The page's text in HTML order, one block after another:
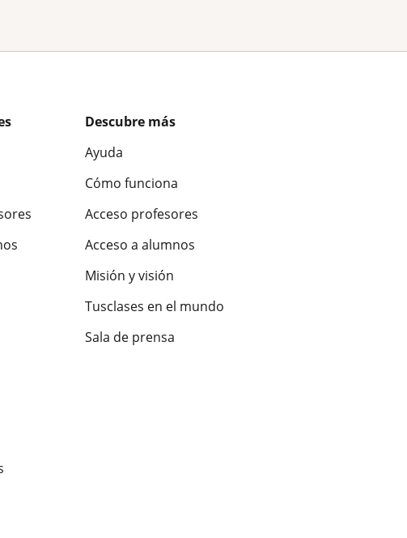
Descubre más
Ayuda
Cómo funciona
Acceso profesores
Acceso a alumnos
Misión y visión
Tusclases en el mundo
Sala de prensa